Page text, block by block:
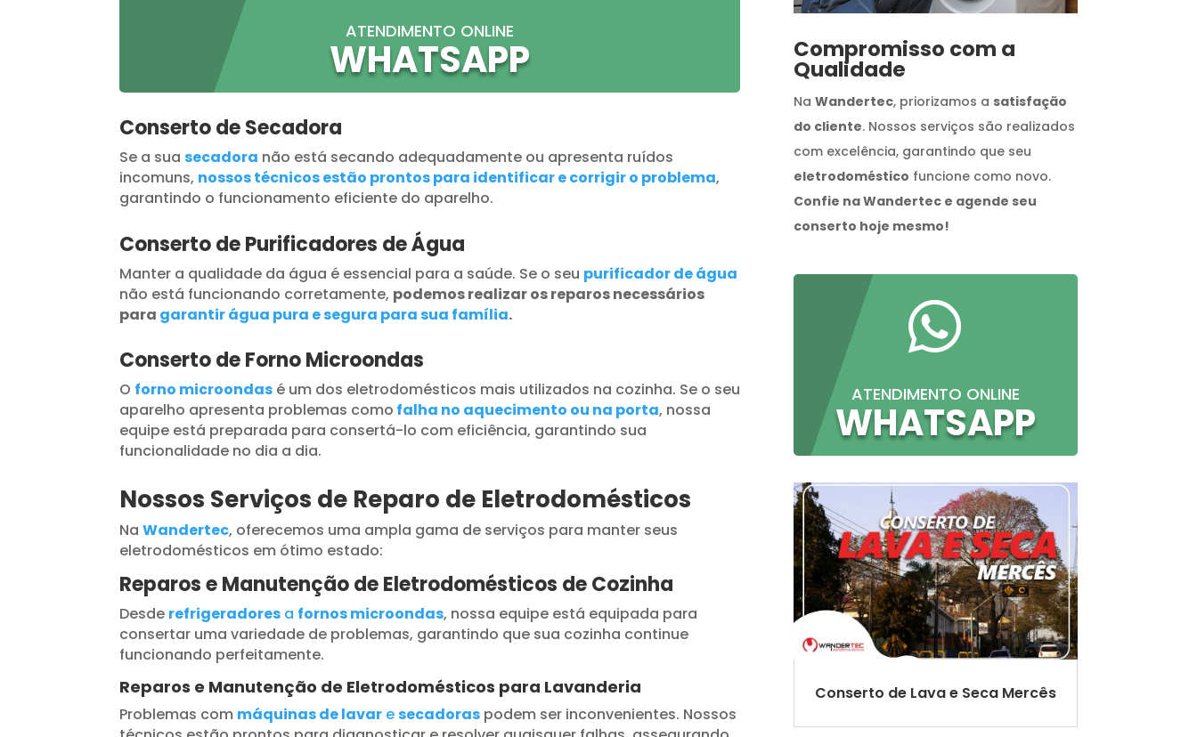
ATENDIMENTO ONLINE
WHATSAPP
Conserto de Secadora
Se a suasecadora não está secando adequadamente ou apresenta ruídos
incomuns, nossos técnicos estão prontos para identificar e corrigir o problema,
garantindo o funcionamento eficiente do aparelho.
Conserto de Purificadores de Água
Manter a qualidade da água é essencial para a saúde. Se o seu purificador de água
não está funcionando corretamente, podemos realizar os reparos necessários
para garantir água pura e segura para sua família.
Conserto de Forno Microondas
O forno microondas é um dos eletrodomésticos mais utilizados na cozinha. Se o seu
aparelho apresenta problemas como falha no aquecimento ou na porta, nossa
equipe está preparada para consertá-lo com eficiência, garantindo sua
funcionalidade no dia a dia.
Nossos Serviços de Reparo de Eletrodomésticos
NaWandertec, oferecemos uma ampla gama de serviços para manter seus
eletrodomésticos em ótimo estado:
Reparos e Manutenção de Eletrodomésticos de Cozinha
Desde refrigeradores a fornos microondas, nossa equipe está equipada para
consertar uma variedade de problemas, garantindo que sua cozinha continue
funcionando perfeitamente.
Reparos e Manutenção de Eletrodomésticos para Lavanderia
Problemas com máquinas de lavar esecadoras podem ser inconvenientes. Nossos
Compromisso com a
Qualidade
Na Wandertec, priorizamos a satisfação
do cliente. Nossos serviços são realizados
com excelência, garantindo que seu
eletrodoméstico funcione como novo.
Confie na Wandertec e agende seu
conserto hoje mesmo!

ATENDIMENTO ONLINE
WHATSAPP
Conserto de Lava e Seca Mercês